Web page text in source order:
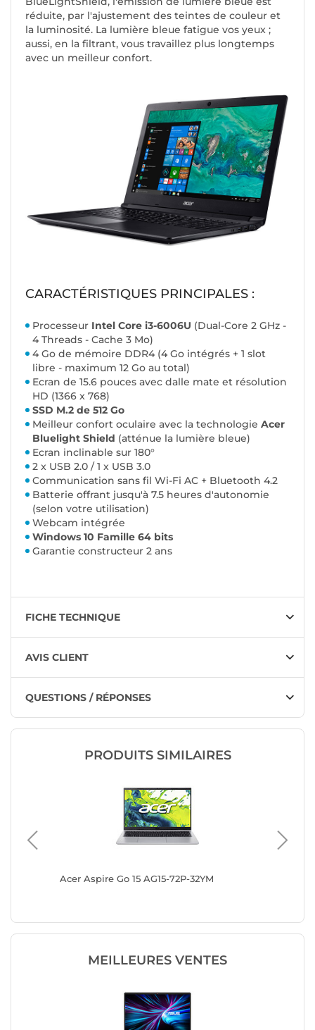
réduite, par l'ajustement des teintes de couleur et
la luminosité. La lumière bleue fatigue vos yeux ;
aussi, en la filtrant, vous travaillez plus longtemps
avec un meilleur confort.
CARACTÉRISTIQUES PRINCIPALES :
Processeur Intel Core i3-6006U (Dual-Core 2 GHz -
4 Threads - Cache 3 Mo)
4 Go de mémoire DDR4 (4 Go intégrés + 1 slot
libre - maximum 12 Go au total)
Ecran de 15.6 pouces avec dalle mate et résolution
HD (1366 x 768)
SSD M.2 de 512 Go
Meilleur confort oculaire avec la technologie Acer
Bluelight Shield (atténue la lumière bleue)
Ecran inclinable sur 180°
2 x USB 2.0 / 1 x USB 3.0
Communication sans fil Wi-Fi AC + Bluetooth 4.2
Batterie offrant jusqu'à 7.5 heures d'autonomie
(selon votre utilisation)
Webcam intégrée
Windows 10 Famille 64 bits
Garantie constructeur 2 ans
FICHE TECHNIQUE
AVIS CLIENT
QUESTIONS / RÉPONSES
PRODUITS SIMILAIRES
Acer Aspire Go 15 AG15-72P-32YM
MEILLEURES VENTES